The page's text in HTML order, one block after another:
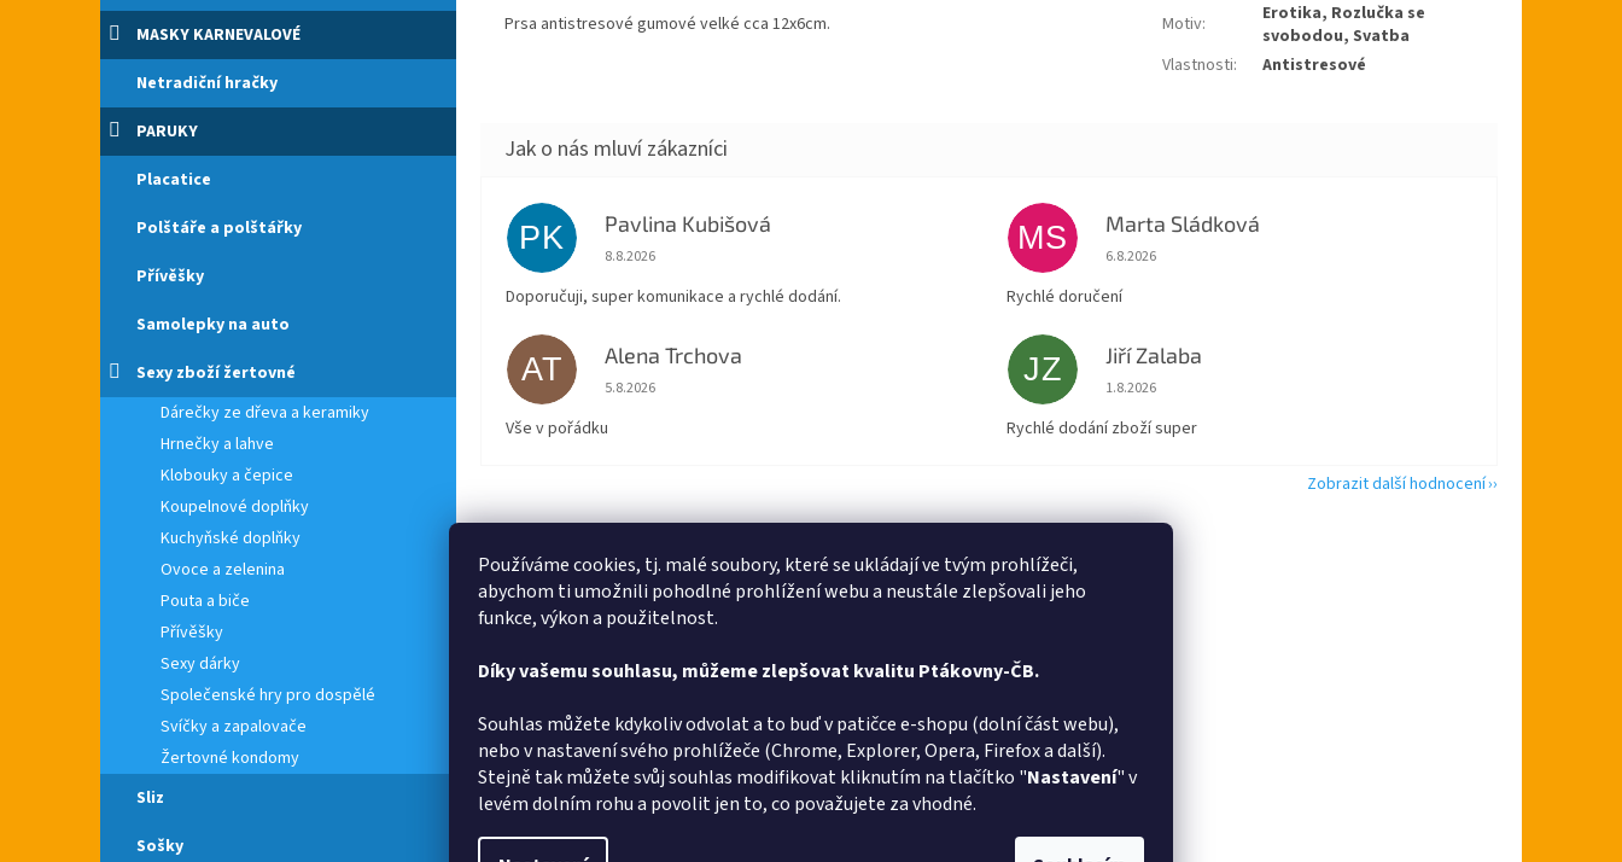
Používáme cookies, tj. malé soubory, které se ukládají ve tvým prohlížeči,
abychom ti umožnili pohodlné prohlížení webu a neustále zlepšovali jeho
funkce, výkon a použitelnost.
Díky vašemu souhlasu, můžeme zlepšovat kvalitu Ptákovny-ČB.
Souhlas můžete kdykoliv odvolat a to buď v patičce e-shopu (dolní část webu),
nebo v nastavení svého prohlížeče (Chrome, Explorer, Opera, Firefox a další).
Stejně tak můžete svůj souhlas modifikovat kliknutím na tlačítko "Nastavení" v
levém dolním rohu a povolit jen to, co považujete za vhodné.
MASKY KARNEVALOVÉ
Netradiční hračky
PARUKY
Placatice
Polštáře a polštářky
Přívěšky
Samolepky na auto
Sexy zboží žertovné
Dárečky ze dřeva a keramiky
Hrnečky a lahve
Klobouky a čepice
Koupelnové doplňky
Kuchyňské doplňky
Ovoce a zelenina
Pouta a biče
Přívěšky
Sexy dárky
Společenské hry pro dospělé
Svíčky a zapalovače
Žertovné kondomy
Sliz
Sošky
Prsa antistresové gumové velké cca 12x6cm.
Motiv:
Erotika, Rozlučka se
svobodou, Svatba
Vlastnosti: Antistresové
PK Pavlina Kubišová
Hodnocení obchodu je 5 z 5 hvězdiček.
8.8.2026
Doporučuji, super komunikace a rychlé dodání.
MS Marta Sládková
Hodnocení obchodu je 5 z 5 hvězdiček.
6.8.2026
Rychlé doručení
AT Alena Trchova
Hodnocení obchodu je 5 z 5 hvězdiček.
5.8.2026
Vše v pořádku
JZ Jiří Zalaba
Hodnocení obchodu je 5 z 5 hvězdiček.
1.8.2026
Rychlé dodání zboží super
Zobrazit další hodnocení